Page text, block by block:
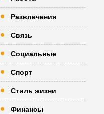
Развлечения
Связь
Социальные
Спорт
Стиль жизни
Финансы